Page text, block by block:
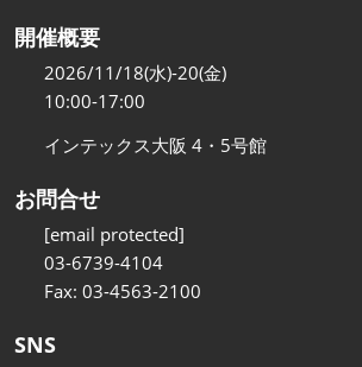
開催概要
2026/11/18(水)-20(金)
10:00-17:00
インテックス大阪 4・5号館
お問合せ
[email protected]
03-6739-4104
Fax: 03-4563-2100
SNS